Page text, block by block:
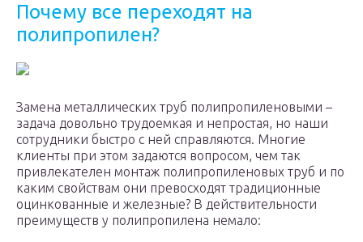
Почему все переходят на
полипропилен?
Замена металлических труб полипропиленовыми –
задача довольно трудоемкая и непростая, но наши
сотрудники быстро с ней справляются. Многие
клиенты при этом задаются вопросом, чем так
привлекателен монтаж полипропиленовых труб и по
каким свойствам они превосходят традиционные
оцинкованные и железные? В действительности
преимуществ у полипропилена немало: